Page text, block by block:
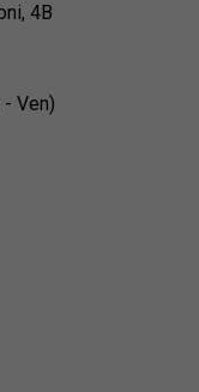
4B
Ven)